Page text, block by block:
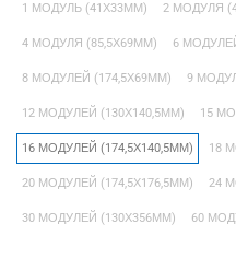
1 МОДУЛЬ (41Х33ММ) 2 МОДУЛЯ
4 МОДУЛЯ (85,5Х69ММ) 6
8 МОДУЛЕЙ (174,5Х69ММ) 9
12 МОДУЛЕЙ (130Х140,5ММ) 15
16 МОДУЛЕЙ (174,5Х140,5ММ) 18
20 МОДУЛЕЙ (174,5Х176,5ММ) 24
30 МОДУЛЕЙ (130Х356ММ) 60